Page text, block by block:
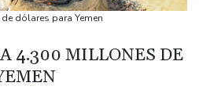
despedir a su padre Jorge tras su
dólares para Yemen
4.300 MILLONES DE